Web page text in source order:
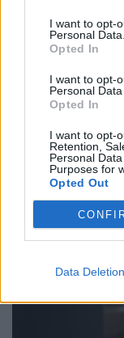
I want to opt-
Personal Data.
Opted In
I want to opt-
Personal
Opted In
I want to opt-
Retention,
Personal
Purposes for
Opted Out
Data Deletion